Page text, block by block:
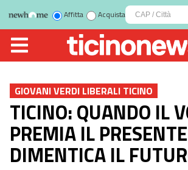
Affitta Acquista
GIOVANI VERDI LIBERALI TICINO
TICINO: QUANDO IL
PREMIA IL
DIMENTICA IL